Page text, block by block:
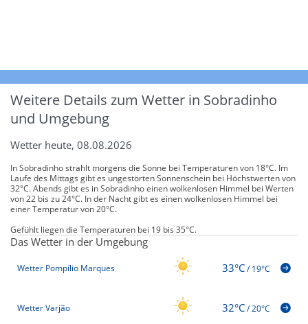
Weitere Details zum Wetter in Sobradinho
und Umgebung
Wetter heute, 08.08.2026
In Sobradinho strahlt morgens die Sonne bei Temperaturen von 18°C. Im
Laufe des Mittags gibt es ungestörten Sonnenschein bei Höchstwerten von
32°C. Abends gibt es in Sobradinho einen wolkenlosen Himmel bei Werten
von 22 bis zu 24°C. In der Nacht gibt es einen wolkenlosen Himmel bei
einer Temperatur von 20°C.
Gefühlt liegen die Temperaturen bei 19 bis 35°C.
Das Wetter in der Umgebung
Wetter Pompílio Marques 33°C/19°C
Wetter Varjão 32°C/20°C